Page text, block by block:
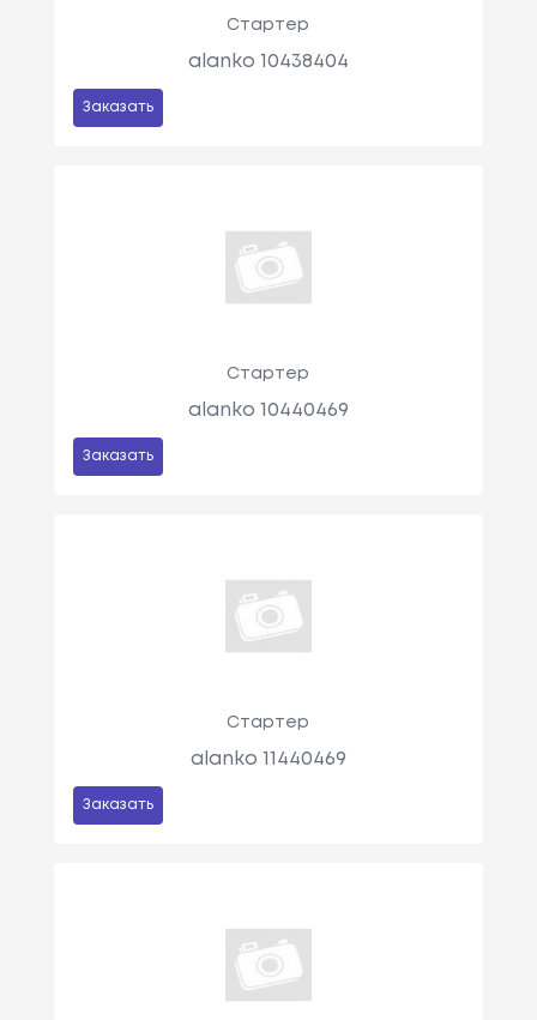
Стартер
alanko 10438404
Заказать
Стартер
alanko 10440469
Заказать
Стартер
alanko 11440469
Заказать